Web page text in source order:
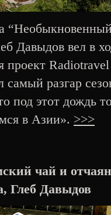
Давыдов вел в
проект
самый разгар
под этот дождь
в Азии». >>>
чай и
Глеб Давыдов